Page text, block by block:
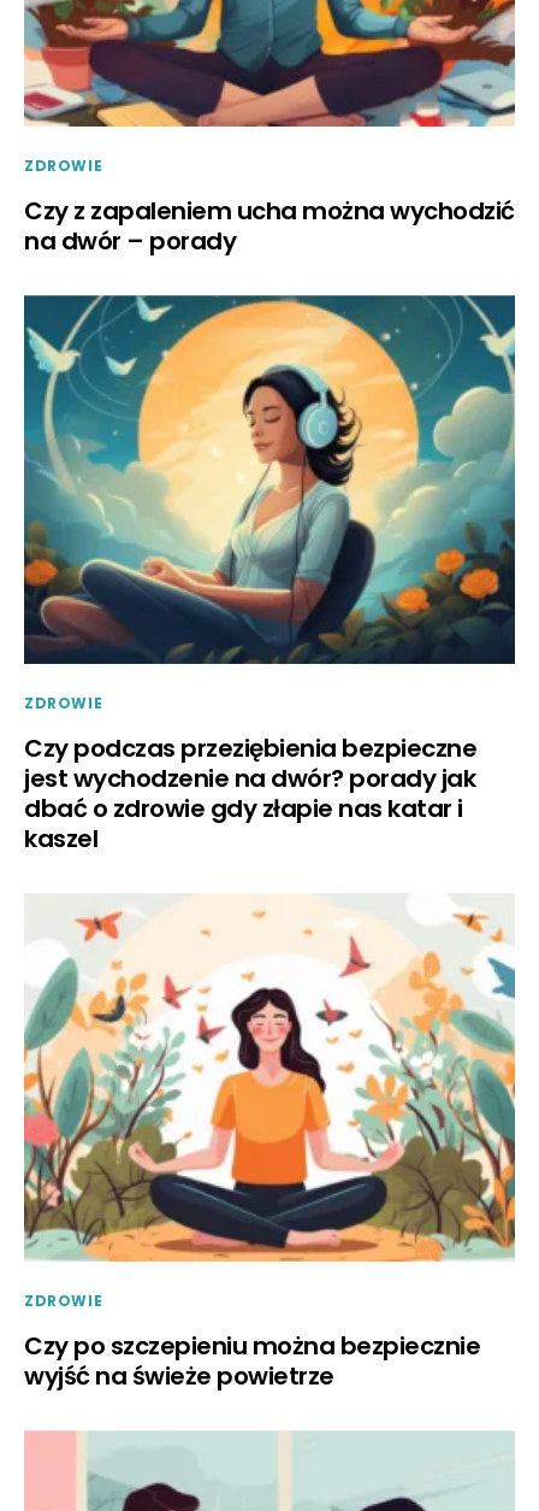
ZDROWIE
Czy z zapaleniem ucha można wychodzić
na dwór – porady
ZDROWIE
Czy podczas przeziębienia bezpieczne
jest wychodzenie na dwór? porady jak
dbać o zdrowie gdy złapie nas katar i
kaszel
ZDROWIE
Czy po szczepieniu można bezpiecznie
wyjść na świeże powietrze